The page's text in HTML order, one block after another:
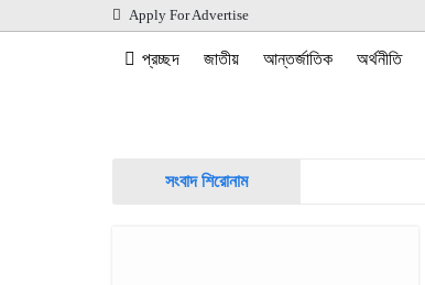
Apply For Advertise
প্রচ্ছদ জাতীয় আন্তর্জাতিক অর্থনীতি
সংবাদ শিরোনাম